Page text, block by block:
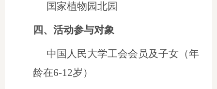
国家植物园北园
四、 活动参与对象
中国人民大学工会会员及子女（年
龄在6-12岁）